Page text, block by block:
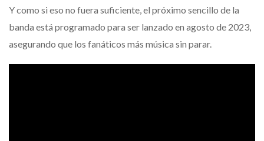
Y como si eso no fuera suficiente, el próximo sencillo de la
banda está programado para ser lanzado en agosto de 2023,
asegurando que los fanáticos más música sin parar.